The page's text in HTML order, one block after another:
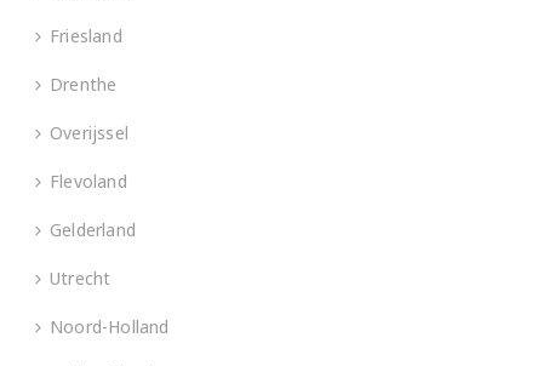
Friesland
Drenthe
Overijssel
Flevoland
Gelderland
Utrecht
Noord-Holland